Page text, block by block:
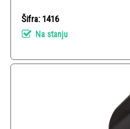
Šifra: 1416
Na stanju